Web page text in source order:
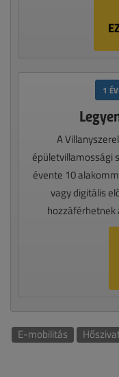
1
A
épületvillamossági
évente 10
vagy digitális
hozzáférhetnek
E-mobilitás